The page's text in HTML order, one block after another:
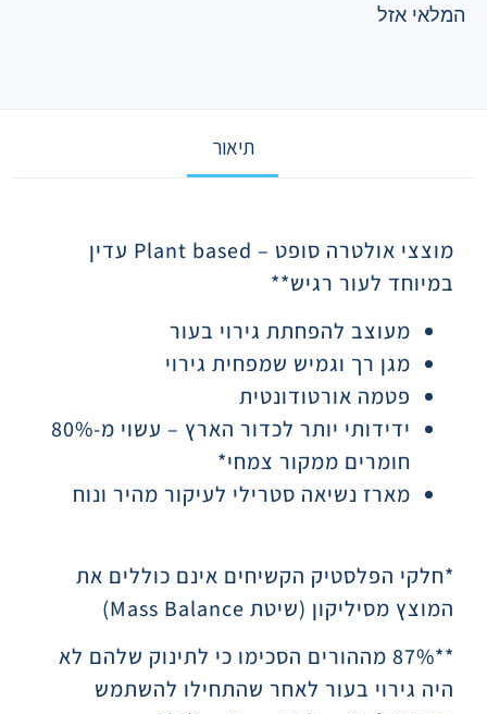
המלאי אזל
תיאור
מוצצי אולטרה סופט Plant based – עדין
במיוחד לעור רגיש**
מעוצב להפחתת גירוי בעור
מגן רך וגמיש שמפחית גירוי
פטמה אורטודונטית
ידידותי יותר לכדור הארץ – עשוי מ-80%
חומרים ממקור צמחי*
מארז נשיאה סטרילי לעיקור מהיר ונוח
*חלקי הפלסטיק הקשיחים אינם כוללים את
המוצץ מסיליקון (שיטת Mass Balance
)
**87% מההורים הסכימו כי לתינוק שלהם לא
היה גירוי בעור לאחר שהתחילו להשתמש